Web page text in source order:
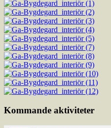
Kommande aktiviteter